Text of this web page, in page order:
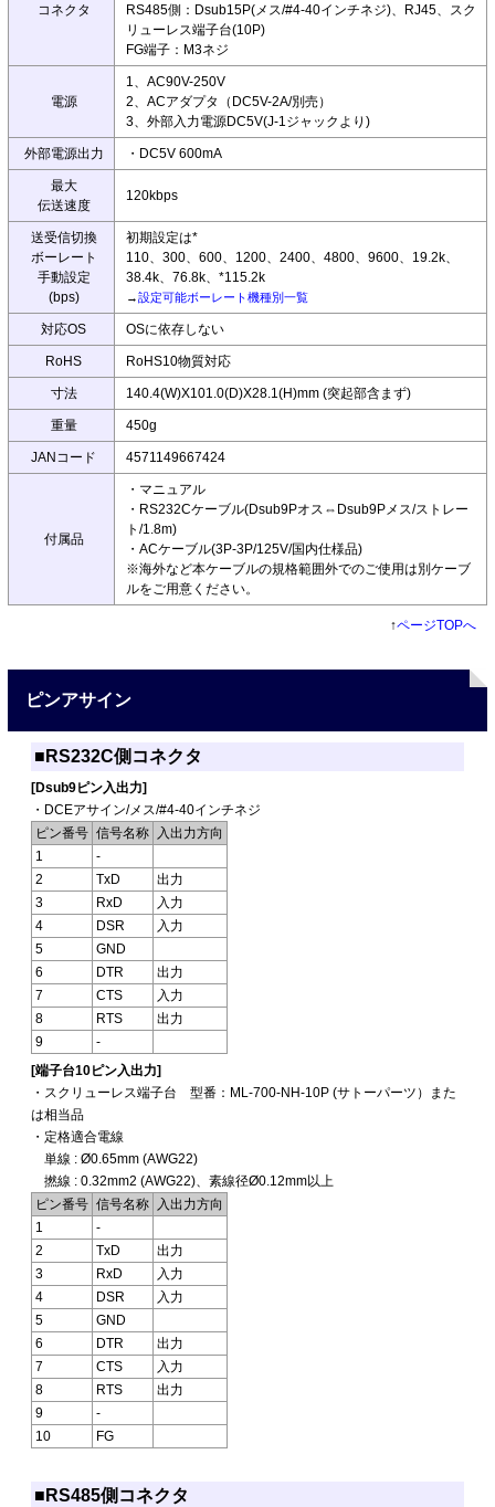
コネクタ
RS485側：Dsub15P(メス/#4-40インチネジ)、RJ45、スク
リューレス端子台(10P)
FG端子：M3ネジ
電源
1、AC90V-250V
2、ACアダプタ（DC5V-2A/別売）
3、外部入力電源DC5V(J-1ジャックより)
外部電源出力 ・DC5V 600mA
最大
伝送速度
120kbps
送受信切換
ボーレート
手動設定
(bps)
初期設定は*
110、300、600、1200、2400、4800、9600、19.2k、
38.4k、76.8k、*115.2k
→設定可能ボーレート機種別一覧
対応OS OSに依存しない
RoHS RoHS10物質対応
寸法 140.4(W)X101.0(D)X28.1(H)mm (突起部含まず)
重量 450g
JANコード 4571149667424
付属品
・マニュアル
・RS232Cケーブル(Dsub9Pオス⇔Dsub9Pメス/ストレー
ト/1.8m)
・ACケーブル(3P-3P/125V/国内仕様品)
※海外など本ケーブルの規格範囲外でのご使用は別ケーブ
ルをご用意ください。
↑ページTOPへ
ピンアサイン
■RS232C側コネクタ
[Dsub9ピン入出力]
・DCEアサイン/メス/#4-40インチネジ
ピン番号 信号名称
入出力方向
1
-
2
TxD
出力
3
RxD
入力
4
DSR
入力
5
GND
6
DTR
出力
7
CTS
入力
8
RTS
出力
9
-
[端子台10ピン入出力]
・スクリューレス端子台 型番：ML-700-NH-10P (サトーパーツ）また
は相当品
・定格適合電線
単線 : Ø0.65mm (AWG22)
撚線 : 0.32mm2 (AWG22)、素線径Ø0.12mm以上
ピン番号 信号名称
入出力方向
1
-
2
TxD
出力
3
RxD
入力
4
DSR
入力
5
GND
6
DTR
出力
7
CTS
入力
8
RTS
出力
9
-
10
FG
■RS485側コネクタ